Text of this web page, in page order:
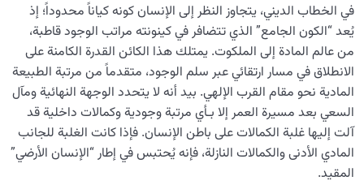
ما هي غلبة الكمالات في الخطاب الديني و كيف تحدد مسار
الإنسان المستقيم؟
لماذا تُعدّ معرفة مراحل النمو الإنساني ضرورةً وشرطاً لفهم
حقيقتنا الوجودية؟
ما المقصود بـ. تغذية الروح؟ وكيف يُمكن توفیره واستخدامه
في حياتنا اليومية؟
أبعاد معرفية وفلسفية حول محورية الإنسان في نظام الخلق
في الخطاب الديني، يتجاوز النظر إلى الإنسان كونه كياناً محدوداً؛ إذ
يُعد “الكون الجامع” الذي تتضافر في كينونته مراتب الوجود قاطبة،
من عالم المادة إلى الملكوت. يمتلك هذا الكائن القدرة الكامنة على
الانطلاق في مسار ارتقائي عبر سلم الوجود، متقدماً من مرتبة الطبيعة
المادية نحو مقام القرب الإلهي. بيد أنه لا يتحدد الوجهة النهائية ومآل
السعي بعد مسيرة العمر إلا بـأي مرتبة وجودية وكمالات داخلية قد
آلت إليها غلبة الكمالات على باطن الإنسان. فإذا كانت الغلبة للجانب
المادي الأدنى والكمالات النازلة، فإنه يُحتبس في إطار “الإنسان الأرضي”
المقيد.